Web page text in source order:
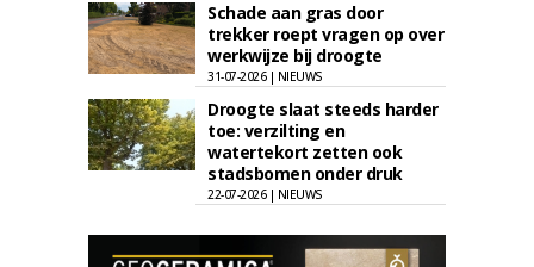
Schade aan gras door
trekker roept vragen op over
werkwijze bij droogte
31-07-2026 | NIEUWS
Droogte slaat steeds harder
toe: verzilting en
watertekort zetten ook
stadsbomen onder druk
22-07-2026 | NIEUWS